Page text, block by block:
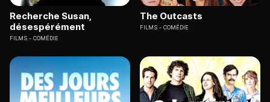
Recherche Susan,
désespérément
FILMS COMÉDIE
The Outcasts
FILMS COMÉDIE